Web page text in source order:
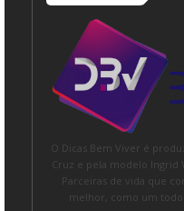
O Dicas Bem Viver é
Cruz e pela modelo Ingrid
Parceiras de vida que
melhor, como um todo.